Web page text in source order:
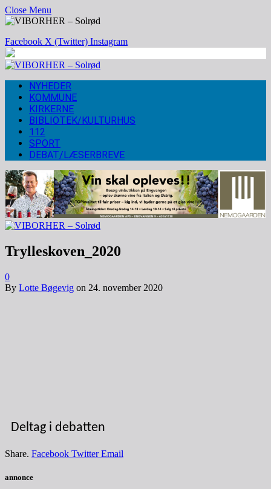
Close Menu
Facebook X (Twitter) Instagram
NYHEDER
KOMMUNE
KIRKERNE
BIBLIOTEK/KULTURHUS
112
SPORT
DEBAT/LÆSERBREVE
Trylleskoven_2020
0
By Lotte Bøgevig on 24. november 2020
Deltag i debatten
Share. Facebook Twitter Email
annonce